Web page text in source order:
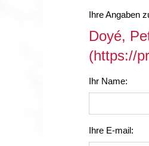
Ihre Angaben
Doyé,
(https://
Ihr Name:
Ihre E-mail: